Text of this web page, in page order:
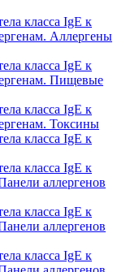
класса IgE к
Аллергены
класса IgE к
Пищевые
класса IgE к
Токсины
класса IgE к
класса IgE к
аллергенов
класса IgE к
аллергенов
класса IgE к